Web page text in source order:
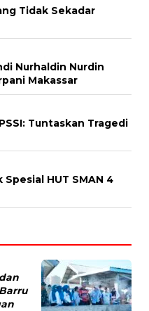
Tidak Sekadar
Nurhaldin Nurdin
Makassar
Tuntaskan Tragedi
HUT SMAN 4